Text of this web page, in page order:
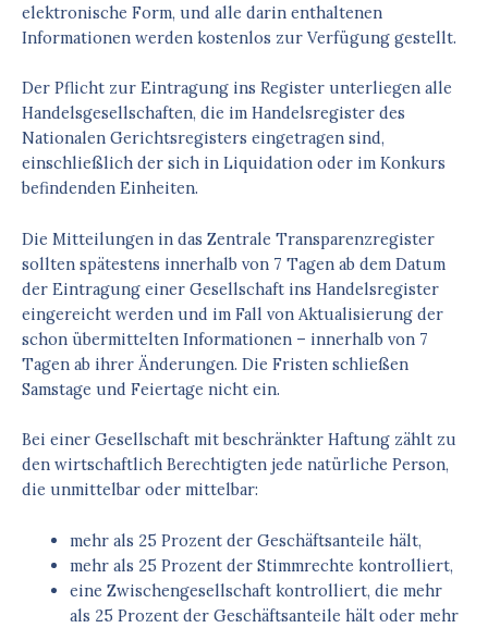
elektronische Form, und alle darin enthaltenen
Informationen werden kostenlos zur Verfügung gestellt.
Der Pflicht zur Eintragung ins Register unterliegen alle
Handelsgesellschaften, die im Handelsregister des
Nationalen Gerichtsregisters eingetragen sind,
einschließlich der sich in Liquidation oder im Konkurs
befindenden Einheiten.
Die Mitteilungen in das Zentrale Transparenzregister
sollten spätestens innerhalb von 7 Tagen ab dem Datum
der Eintragung einer Gesellschaft ins Handelsregister
eingereicht werden und im Fall von Aktualisierung der
schon übermittelten Informationen – innerhalb von 7
Tagen ab ihrer Änderungen. Die Fristen schließen
Samstage und Feiertage nicht ein.
Bei einer Gesellschaft mit beschränkter Haftung zählt zu
den wirtschaftlich Berechtigten jede natürliche Person,
die unmittelbar oder mittelbar:
mehr als 25 Prozent der Geschäftsanteile hält,
mehr als 25 Prozent der Stimmrechte kontrolliert,
eine Zwischengesellschaft kontrolliert, die mehr
als 25 Prozent der Geschäftsanteile hält oder mehr